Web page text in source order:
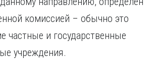
комиссией – обычно это
частные и государственные
учреждения.